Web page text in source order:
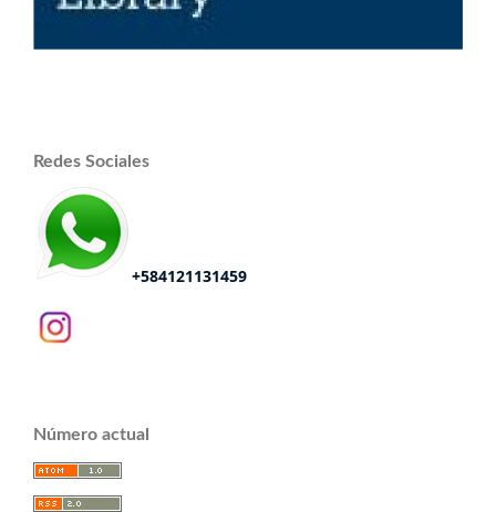
Redes Sociales
+584121131459
Número actual